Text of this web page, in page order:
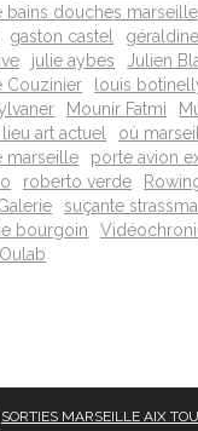
bains douches marseille
gaston castel
julie aybes Julien
Couzinier louis
Mounir Fatmi
art actuel où
marseille porte avion
roberto verde
suçante
bourgoin
SORTIES MARSEILLE AIX